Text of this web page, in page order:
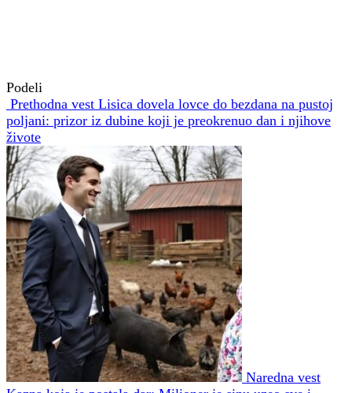
Podeli
Prethodna vest Lisica dovela lovce do bezdana na pustoj
poljani: prizor iz dubine koji je preokrenuo dan i njihove
živote
Naredna vest